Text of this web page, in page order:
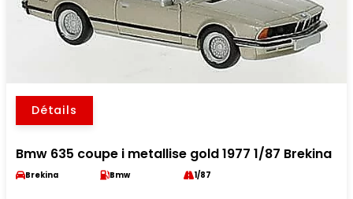
Détails
Bmw 635 coupe i metallise gold 1977 1/87 Brekina
Brekina Bmw 1/87